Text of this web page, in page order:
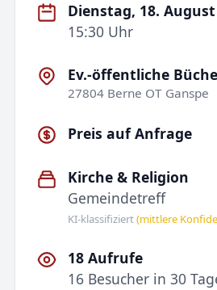
Dienstag, 18. August
15:30 Uhr
Ev.-öffentliche
27804 Berne OT Ganspe
Preis auf Anfrage
Kirche & Religion
Gemeindetreff
KI-klassifiziert(mittlere
18 Aufrufe
16 Besucher in 30